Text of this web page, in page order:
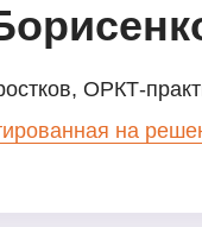
ОРКТ-
на